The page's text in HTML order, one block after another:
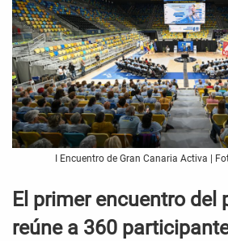
I Encuentro de Gran Canaria Activa |
El primer encuentro del
reúne a 360